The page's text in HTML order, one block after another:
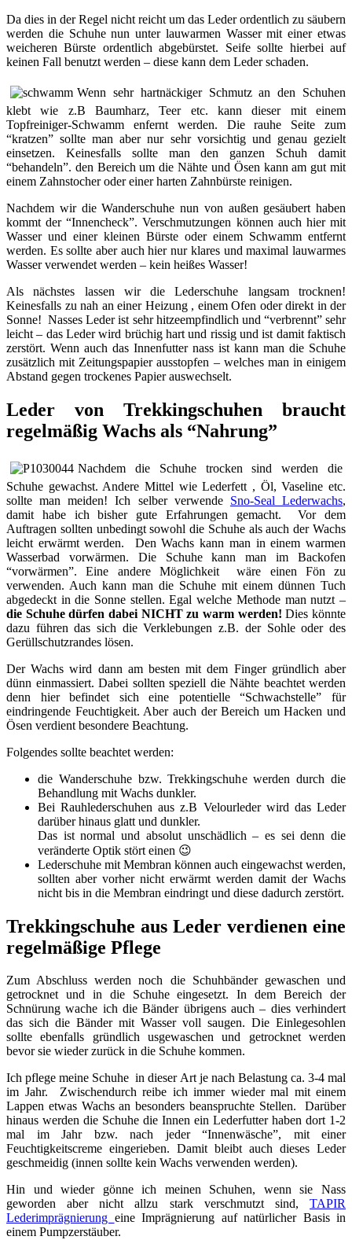
Da dies in der Regel nicht reicht um das Leder ordentlich zu säubern
werden die Schuhe nun unter lauwarmen Wasser mit einer etwas
weicheren Bürste ordentlich abgebürstet. Seife sollte hierbei auf
keinen Fall benutzt werden – diese kann dem Leder schaden.
Wenn sehr hartnäckiger Schmutz an den Schuhen
klebt wie z.B Baumharz, Teer etc. kann dieser mit einem
Topfreiniger-Schwamm enfernt werden. Die rauhe Seite zum
“kratzen” sollte man aber nur sehr vorsichtig und genau gezielt
einsetzen. Keinesfalls sollte man den ganzen Schuh damit
“behandeln”. den Bereich um die Nähte und Ösen kann am gut mit
einem Zahnstocher oder einer harten Zahnbürste reinigen.
Nachdem wir die Wanderschuhe nun von außen gesäubert haben
kommt der “Innencheck”. Verschmutzungen können auch hier mit
Wasser und einer kleinen Bürste oder einem Schwamm entfernt
werden. Es sollte aber auch hier nur klares und maximal lauwarmes
Wasser verwendet werden – kein heißes Wasser!
Als nächstes lassen wir die Lederschuhe langsam trocknen!
Keinesfalls zu nah an einer Heizung , einem Ofen oder direkt in der
Sonne! Nasses Leder ist sehr hitzeempfindlich und “verbrennt” sehr
leicht – das Leder wird brüchig hart und rissig und ist damit faktisch
zerstört. Wenn auch das Innenfutter nass ist kann man die Schuhe
zusätzlich mit Zeitungspapier ausstopfen – welches man in einigem
Abstand gegen trockenes Papier auswechselt.
Leder von Trekkingschuhen braucht
regelmäßig Wachs als “Nahrung”
Nachdem die Schuhe trocken sind werden die
Schuhe gewachst. Andere Mittel wie Lederfett , Öl, Vaseline etc.
sollte man meiden! Ich selber verwende Sno-Seal Lederwachs,
damit habe ich bisher gute Erfahrungen gemacht. Vor dem
Auftragen sollten unbedingt sowohl die Schuhe als auch der Wachs
leicht erwärmt werden. Den Wachs kann man in einem warmen
Wasserbad vorwärmen. Die Schuhe kann man im Backofen
“vorwärmen”. Eine andere Möglichkeit wäre einen Fön zu
verwenden. Auch kann man die Schuhe mit einem dünnen Tuch
abgedeckt in die Sonne stellen. Egal welche Methode man nutzt –
die Schuhe dürfen dabei NICHT zu warm werden!Dies könnte
dazu führen das sich die Verklebungen z.B. der Sohle oder des
Gerüllschutzrandes lösen.
Der Wachs wird dann am besten mit dem Finger gründlich aber
dünn einmassiert. Dabei sollten speziell die Nähte beachtet werden
denn hier befindet sich eine potentielle “Schwachstelle” für
eindringende Feuchtigkeit. Aber auch der Bereich um Hacken und
Ösen verdient besondere Beachtung.
Folgendes sollte beachtet werden:
die Wanderschuhe bzw. Trekkingschuhe werden durch die
Behandlung mit Wachs dunkler.
Bei Rauhlederschuhen aus z.B Velourleder wird das Leder
darüber hinaus glatt und dunkler.
Das ist normal und absolut unschädlich – es sei denn die
veränderte Optik stört einen 😉
Lederschuhe mit Membran können auch eingewachst werden,
sollten aber vorher nicht erwärmt werden damit der Wachs
nicht bis in die Membran eindringt und diese dadurch zerstört.
Trekkingschuhe aus Leder verdienen eine
regelmäßige Pflege
Zum Abschluss werden noch die Schuhbänder gewaschen und
getrocknet und in die Schuhe eingesetzt. In dem Bereich der
Schnürung wache ich die Bänder übrigens auch – dies verhindert
das sich die Bänder mit Wasser voll saugen. Die Einlegesohlen
sollte ebenfalls gründlich usgewaschen und getrocknet werden
bevor sie wieder zurück in die Schuhe kommen.
Ich pflege meine Schuhe in dieser Art je nach Belastung ca. 3-4 mal
im Jahr. Zwischendurch reibe ich immer wieder mal mit einem
Lappen etwas Wachs an besonders beanspruchte Stellen. Darüber
hinaus werden die Schuhe die Innen ein Lederfutter haben dort 1-2
mal im Jahr bzw. nach jeder “Innenwäsche”, mit einer
Feuchtigkeitscreme eingerieben. Damit bleibt auch dieses Leder
geschmeidig (innen sollte kein Wachs verwenden werden).
Hin und wieder gönne ich meinen Schuhen, wenn sie Nass
geworden aber nicht allzu stark verschmutzt sind, TAPIR
Lederimprägnierung eine Imprägnierung auf natürlicher Basis in
einem Pumpzerstäuber.